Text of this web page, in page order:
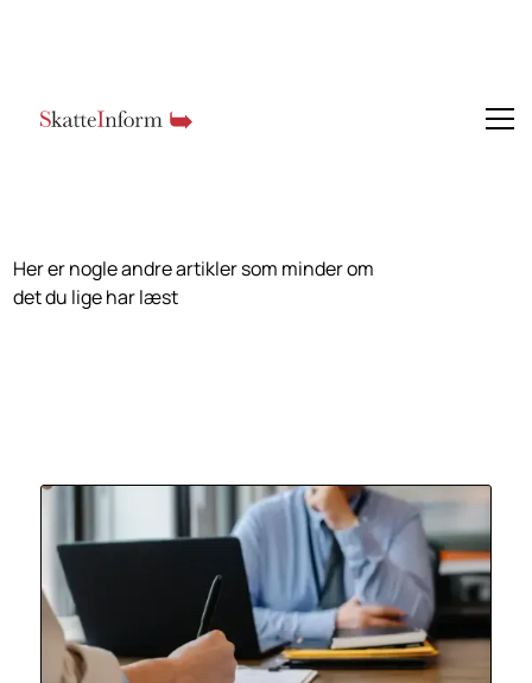
Her er nogle andre artikler som minder om
det du lige har læst